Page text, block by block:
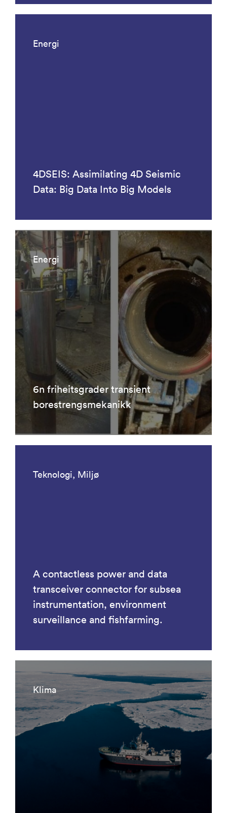
Energi
4DSEIS: Assimilating 4D Seismic
Data: Big Data Into Big Models
Energi
6n friheitsgrader transient
borestrengsmekanikk
Teknologi, Miljø
A contactless power and data
transceiver connector for subsea
instrumentation, environment
surveillance and fishfarming.
Klima